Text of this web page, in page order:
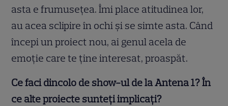
asta e frumusețea. Îmi place atitudinea lor,
au acea sclipire în ochi și se simte asta. Când
începi un proiect nou, ai genul acela de
emoție care te ține interesat, proaspăt.
Ce faci dincolo de show-ul de la Antena 1? În
ce alte proiecte sunteți implicați?